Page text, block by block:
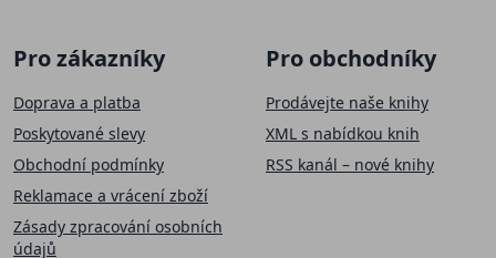
Pro zákazníky
Doprava a platba
Poskytované slevy
Obchodní podmínky
Reklamace a vrácení zboží
Zásady zpracování osobních
údajů
Pro obchodníky
Prodávejte naše knihy
XML s nabídkou knih
RSS kanál – nové knihy